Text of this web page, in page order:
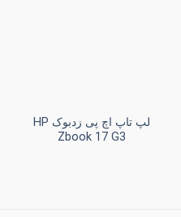
لپ تاپ اچ پی زدبوک HP
Zbook 17 G3